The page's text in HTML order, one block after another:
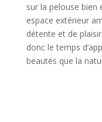
sur la pelouse bien
espace extérieur
détente et de
donc le temps
beautés que la